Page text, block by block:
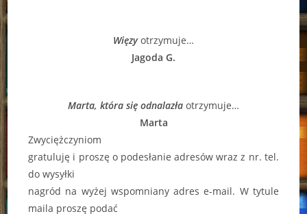
Więzyotrzymuje…
Jagoda G.
Marta, która się odnalazła otrzymuje…
Marta
Zwyciężczyniom
gratuluję i proszę o podesłanie adresów wraz z nr. tel.
do wysyłki
nagród na wyżej wspomniany adres e-mail. W tytule
maila proszę podać